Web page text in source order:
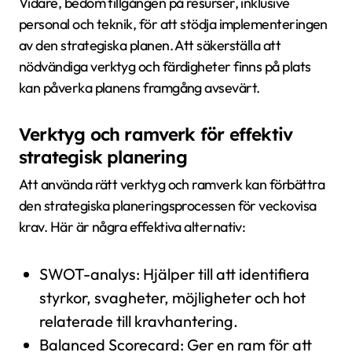
personal och teknik, för att stödja implementeringen
av den strategiska planen. Att säkerställa att
nödvändiga verktyg och färdigheter finns på plats
kan påverka planens framgång avsevärt.
Verktyg och ramverk för effektiv
strategisk planering
Att använda rätt verktyg och ramverk kan förbättra
den strategiska planeringsprocessen för veckovisa
krav. Här är några effektiva alternativ:
SWOT-analys: Hjälper till att identifiera
styrkor, svagheter, möjligheter och hot
relaterade till kravhantering.
Balanced Scorecard: Ger en ram för att